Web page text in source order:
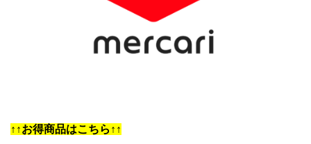
↑↑お得商品はこちら↑↑